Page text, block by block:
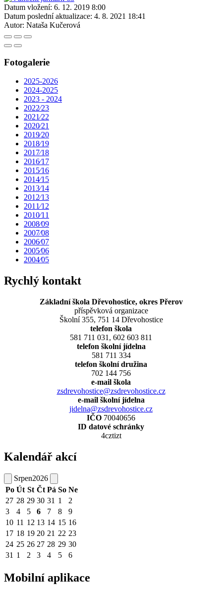
Datum vložení: 6. 12. 2019 8:00
Datum poslední aktualizace: 4. 8. 2021 18:41
Autor: Nataša Kučerová
Fotogalerie
2025-2026
2024-2025
2023 - 2024
2022⁄23
2021⁄22
2020⁄21
2019⁄20
2018⁄19
2017⁄18
2016⁄17
2015⁄16
2014⁄15
2013⁄14
2012⁄13
2011⁄12
2010⁄11
2008⁄09
2007⁄08
2006⁄07
2005⁄06
2004⁄05
Rychlý kontakt
Základní škola Dřevohostice, okres Přerov
příspěvková organizace
Školní 355, 751 14 Dřevohostice
telefon škola
581 711 031, 602 603 811
telefon školní jídelna
581 711 334
telefon školní družina
702 144 756
e-mail škola
zsdrevohostice@zsdrevohostice.cz
e-mail školní jídelna
jidelna@zsdrevohostice.cz
IČO 70040656
ID datové schránky
4cztizt
Kalendář akcí
Srpen2026
Po Út St Čt Pá So Ne
27 28 29 30 31 1
2
3
4 5 6 7 8
9
10 11 12 13 14 15 16
17 18 19 20 21 22 23
24 25 26 27 28 29 30
31 1 2 3 4 5 6
Mobilní aplikace